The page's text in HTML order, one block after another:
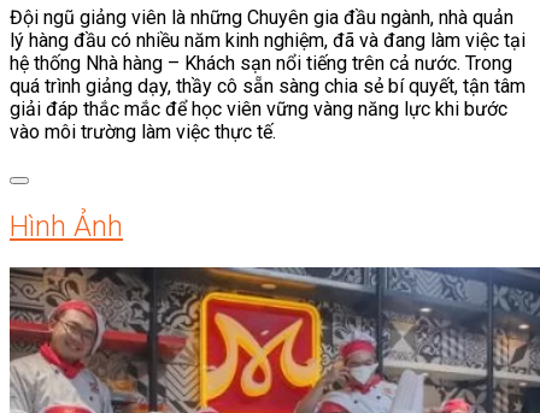
Đội ngũ giảng viên là những Chuyên gia đầu ngành, nhà quản
lý hàng đầu có nhiều năm kinh nghiệm, đã và đang làm việc tại
hệ thống Nhà hàng – Khách sạn nổi tiếng trên cả nước. Trong
quá trình giảng dạy, thầy cô sẵn sàng chia sẻ bí quyết, tận tâm
giải đáp thắc mắc để học viên vững vàng năng lực khi bước
vào môi trường làm việc thực tế.
Hình Ảnh